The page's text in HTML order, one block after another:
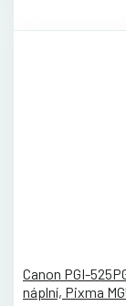
Canon PGI-
náplní, Pixma